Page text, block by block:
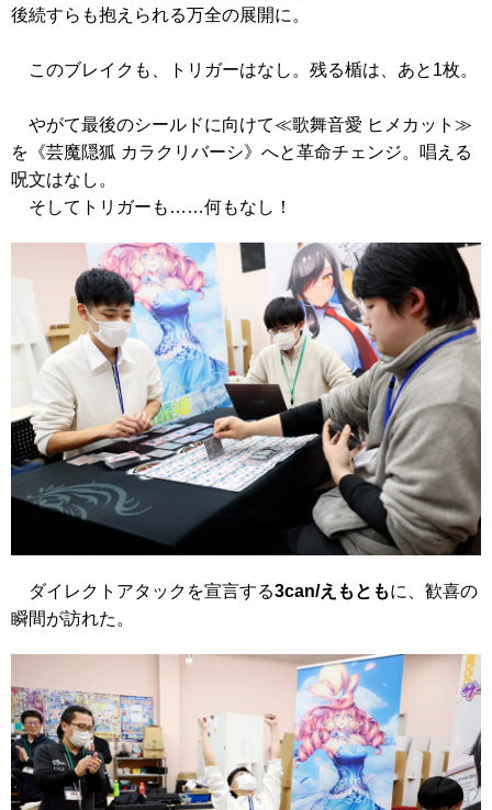
後続すらも抱えられる万全の展開に。
このブレイクも、トリガーはなし。残る楯は、あと1枚。
やがて最後のシールドに向けて≪歌舞音愛 ヒメカット≫
を 《芸魔隠狐 カラクリバーシ》 へと革命チェンジ。唱える
呪文はなし。
そしてトリガーも……何もなし！
ダイレクトアタックを宣言する3can/えもともに、歓喜の
瞬間が訪れた。